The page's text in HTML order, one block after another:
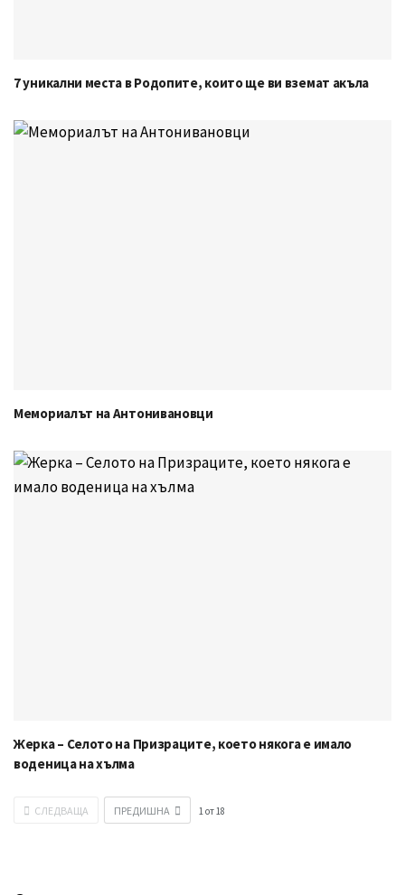
7 уникални места в Родопите, които ще ви вземат акъла
Мемориалът на Антонивановци
Жерка – Селото на Призраците, което някога е имало
воденица на хълма
СЛЕДВАЩА ПРЕДИШНА 1 от 18